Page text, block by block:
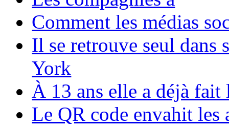
Comment les médias
Il se retrouve seul dans
York
À 13 ans elle a déjà
Le QR code envahit les